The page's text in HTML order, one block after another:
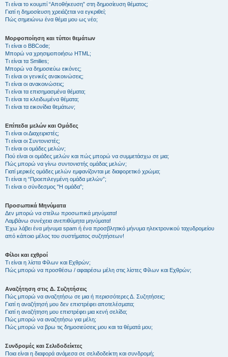
Τι είναι το κουμπί “Αποθήκευση” στη δημοσίευση θέματος;
Γιατί η δημοσίευση χρειάζεται να εγκριθεί;
Πώς σημειώνω ένα θέμα μου ως νέο;
Μορφοποίηση και τύποι θεμάτων
Τι είναι ο BBCode;
Μπορώ να χρησιμοποιήσω HTML;
Τι είναι τα Smilies;
Μπορώ να δημοσιεύω εικόνες;
Τι είναι οι γενικές ανακοινώσεις;
Τι είναι οι ανακοινώσεις;
Τι είναι τα επισημασμένα θέματα;
Τι είναι τα κλειδωμένα θέματα;
Τι είναι τα εικονίδια θεμάτων;
Επίπεδα μελών και Ομάδες
Τι είναι οι Διαχειριστές;
Τι είναι οι Συντονιστές;
Τι είναι οι ομάδες μελών;
Πού είναι οι ομάδες μελών και πώς μπορώ να συμμετάσχω σε μια;
Πώς μπορώ να γίνω συντονιστής ομάδας μελών;
Γιατί μερικές ομάδες μελών εμφανίζονται με διαφορετικό χρώμα;
Τι είναι η “Προεπιλεγμένη ομάδα μελών”;
Τι είναι ο σύνδεσμος "Η ομάδα”;
Προσωπικά Μηνύματα
Δεν μπορώ να στείλω προσωπικά μηνύματα!
Λαμβάνω συνέχεια ανεπιθύμητα μηνύματα!
Έχω λάβει ένα μήνυμα spam ή ένα προσβλητικό μήνυμα ηλεκτρονικού ταχυδρομείου
από κάποιο μέλος του συστήματος συζητήσεων!
Φίλοι και εχθροί
Τι είναι η λίστα Φίλων και Εχθρών;
Πώς μπορώ να προσθέσω / αφαιρέσω μέλη στις λίστες Φίλων και Εχθρών;
Αναζήτηση στις Δ. Συζητήσεις
Πώς μπορώ να αναζητήσω σε μια ή περισσότερες Δ. Συζητήσεις;
Γιατί η αναζήτησή μου δεν επιστρέφει αποτελέσματα;
Γιατί η αναζήτηση μου επιστρέφει μια κενή σελίδα;
Πώς μπορώ να αναζητήσω για μέλη;
Πώς μπορώ να βρω τις δημοσιεύσεις μου και τα θέματά μου;
Συνδρομές και Σελιδοδείκτες
Ποια είναι η διαφορά ανάμεσα σε σελιδοδείκτη και συνδρομή;